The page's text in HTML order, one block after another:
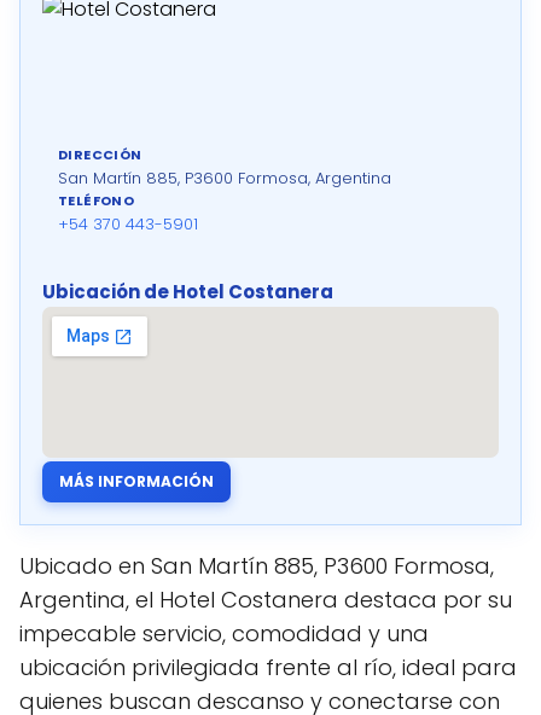
DIRECCIÓN
San Martín 885, P3600 Formosa, Argentina
TELÉFONO
+54 370 443-5901
Ubicación de Hotel Costanera
MÁS INFORMACIÓN
Ubicado en San Martín 885, P3600 Formosa,
Argentina, el Hotel Costanera destaca por su
impecable servicio, comodidad y una
ubicación privilegiada frente al río, ideal para
quienes buscan descanso y conectarse con